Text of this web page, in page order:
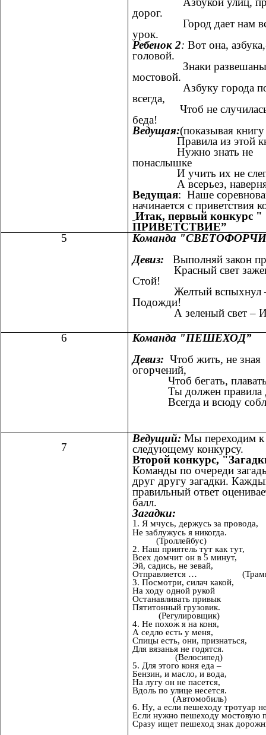
дорог.
Город дает нам
урок.
Ребенок 2: Вот она,
головой.
Знаки развешаны
мостовой.
Азбуку города
всегда,
Чтоб не случилась
беда!
Ведущая:(показывая
Правила из этой
Нужно знать не
понаслышке
И учить их не
А всерьез,
Ведущая: Наше
начинается с приветствия
Итак, первый конкурс "
ПРИВЕТСТВИЕ”
5
Команда
Девиз: Выполняй закон
Красный свет
Стой!
Желтый вспыхнул
Подожди!
А зеленый свет –
6
Команда "ПЕШЕХОД”
Девиз: Чтоб жить, не зная
огорчений,
Чтоб бегать, плавать
Ты должен правила
Всегда и всюду
7
Ведущий: Мы переходим к
следующему конкурсу.
Второй конкурс,
Команды по очереди
друг другу загадки.
правильный ответ
балл.
Загадки:
1 . Я мчусь, держусь за провода,
Не заблужусь я никогда.
(Троллейбус)
2. Наш приятель тут как тут,
Всех домчит он в 5 минут,
Эй, садись, не зевай,
Отправляется …
3. Посмотри, силач какой,
На ходу одной рукой
Останавливать привык
Пятитонный грузовик.
(Регулировщик)
4. Не похож я на коня,
А седло есть у меня,
Спицы есть, они, признаться,
Для вязанья не годятся.
(Велосипед)
5. Для этого коня еда –
Бензин, и масло, и вода,
На лугу он не пасется,
Вдоль по улице несется.
(Автомобиль)
6. Ну, а если пешеходу тротуар
Если нужно пешеходу мостовую
Сразу ищет пешеход знак